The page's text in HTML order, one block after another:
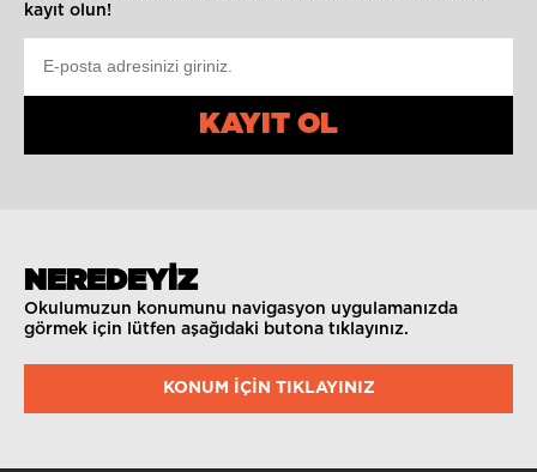
kayıt olun!
KAYIT OL
NEREDEYİZ
Okulumuzun konumunu navigasyon uygulamanızda
görmek için lütfen aşağıdaki butona tıklayınız.
KONUM IÇIN TIKLAYINIZ